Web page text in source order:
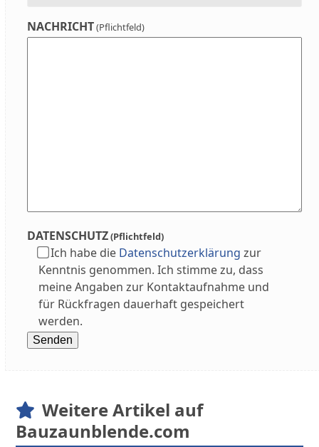
NACHRICHT(Pflichtfeld)
DATENSCHUTZ(Pflichtfeld)
Ich habe die Datenschutzerklärung zur
Kenntnis genommen. Ich stimme zu, dass
meine Angaben zur Kontaktaufnahme und
für Rückfragen dauerhaft gespeichert
werden.
Weitere Artikel auf
Bauzaunblende.com